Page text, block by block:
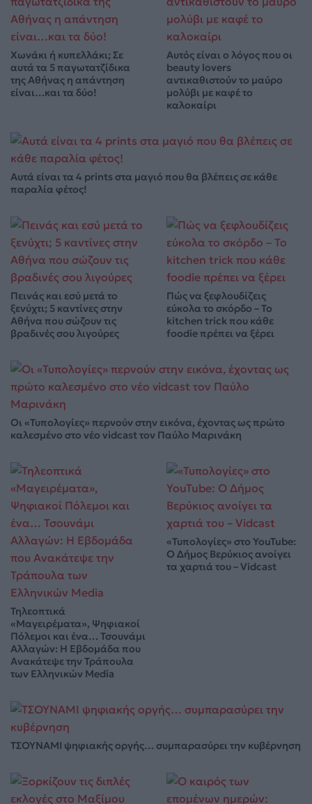
Χωνάκι ή κυπελλάκι; Σε
αυτά τα 5 παγωτατζίδικα
της Αθήνας η απάντηση
είναι…και τα δύο!
Αυτός είναι ο λόγος που οι
beauty lovers
αντικαθιστούν το μαύρο
μολύβι με καφέ το
καλοκαίρι
Αυτά είναι τα 4 prints στα μαγιό που θα βλέπεις σε κάθε
παραλία φέτος!
Πεινάς και εσύ μετά το
ξενύχτι; 5 καντίνες στην
Αθήνα που σώζουν τις
βραδινές σου λιγούρες
Πώς να ξεφλουδίζεις
εύκολα το σκόρδο – Το
kitchen trick που κάθε
foodie πρέπει να ξέρει
Οι «Τυπολογίες» περνούν στην εικόνα, έχοντας ως πρώτο
καλεσμένο στο νέο vidcast τον Παύλο Μαρινάκη
Τηλεοπτικά
«Μαγειρέματα», Ψηφιακοί
Πόλεμοι και ένα… Τσουνάμι
Αλλαγών: Η Εβδομάδα που
Ανακάτεψε την Τράπουλα
των Ελληνικών Media
«Τυπολογίες» στο YouTube:
Ο Δήμος Βερύκιος ανοίγει
τα χαρτιά του – Vidcast
ΤΣΟΥΝΑΜΙ ψηφιακής οργής… συμπαρασύρει την κυβέρνηση